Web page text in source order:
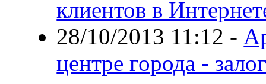
клиентов в
28/10/2013 11:12 -
центре города -